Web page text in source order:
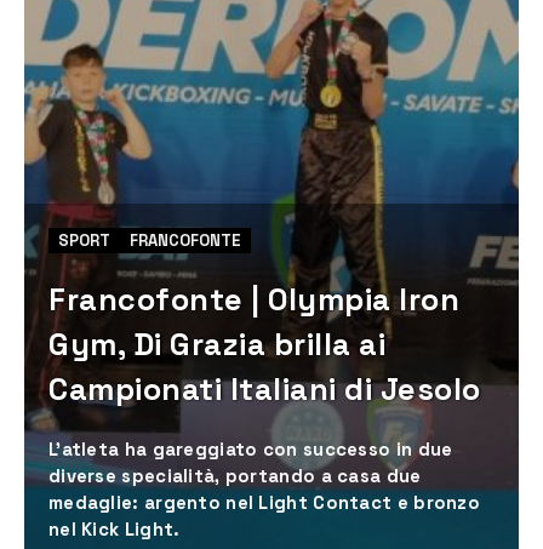
SPORT FRANCOFONTE
Francofonte | Olympia Iron
Gym, Di Grazia brilla ai
Campionati Italiani di Jesolo
L'atleta ha gareggiato con successo in due
diverse specialità, portando a casa due
medaglie: argento nel Light Contact e bronzo
nel Kick Light.